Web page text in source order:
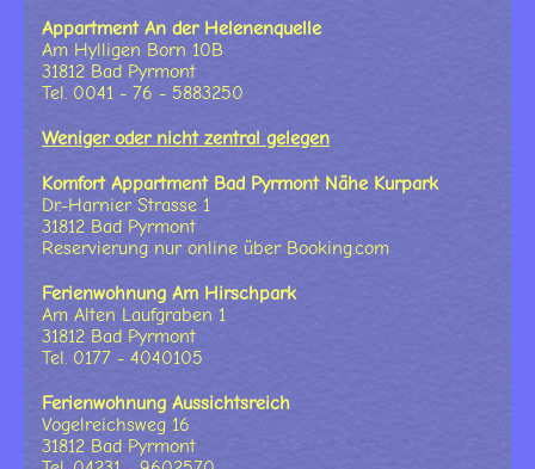
Appartment An der Helenenquelle
Am Hylligen Born 10B
31812 Bad Pyrmont
Tel. 0041 - 76 - 5883250
Weniger oder nicht zentral gelegen
Komfort Appartment Bad Pyrmont Nähe Kurpark
Dr.-Harnier Strasse 1
31812 Bad Pyrmont
Reservierung nur online über Booking.com
Ferienwohnung Am Hirschpark
Am Alten Laufgraben 1
31812 Bad Pyrmont
Tel. 0177 - 4040105
Ferienwohnung Aussichtsreich
Vogelreichsweg 16
31812 Bad Pyrmont